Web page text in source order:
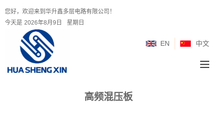
您好，欢迎来到华升鑫多层电路有限公司！
今天是 2026年8月9日 星期日
中文
EN
高频混压板